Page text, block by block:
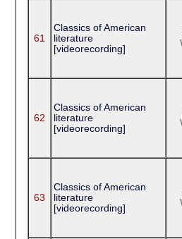
61
Classics of American
literature
[videorecording]
62
Classics of American
literature
[videorecording]
63
Classics of American
literature
[videorecording]